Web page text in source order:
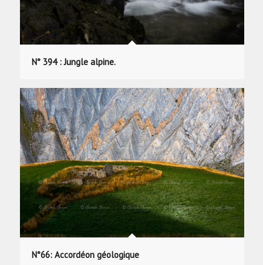
N° 394 : Jungle alpine.
N°66: Accordéon géologique